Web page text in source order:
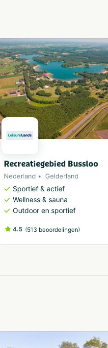
Recreatiegebied Bussloo
Nederland Gelderland
Sportief & actief
Wellness & sauna
Outdoor en sportief
4.5 (513 beoordelingen)